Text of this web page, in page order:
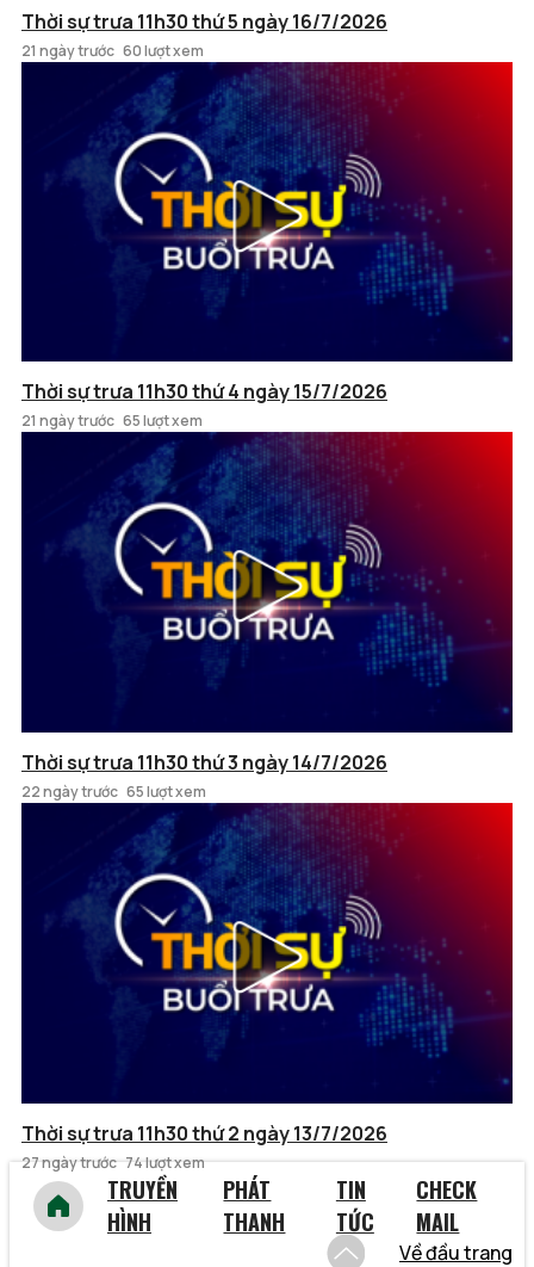
Thời sự trưa 11h30 thứ 5 ngày 16/7/2026
21 ngày trước 60 lượt xem
Thời sự trưa 11h30 thứ 4 ngày 15/7/2026
21 ngày trước 65 lượt xem
Thời sự trưa 11h30 thứ 3 ngày 14/7/2026
22 ngày trước 65 lượt xem
Thời sự trưa 11h30 thứ 2 ngày 13/7/2026
27 ngày trước 74 lượt xem
TRUYỀN
HÌNH
PHÁT
THANH
TIN
TỨC
CHECK
MAIL
Về đầu trang